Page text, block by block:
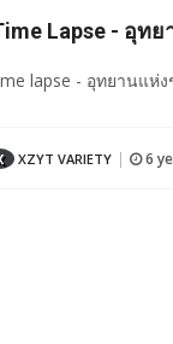
Lapse - อุท
lapse - อุทยานแห่
XZYT VARIETY 6